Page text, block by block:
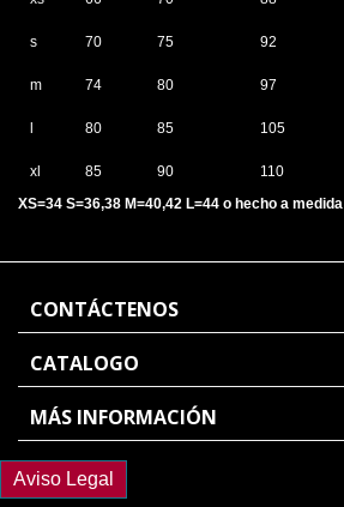
s 70 75 92
m 74 80 97
80 85 105
xl 85 90 110
XS=34 S=36,38 M=40,42 L=44 o hecho a medida
CONTÁCTENOS
CATALOGO
MÁS INFORMACIÓN
Aviso Legal